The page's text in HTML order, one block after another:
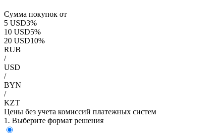
Сумма покупок от
5 USD3%
10 USD5%
20 USD10%
RUB
/
USD
/
BYN
/
KZT
Цены без учета комиссий платежных систем
1. Выберите формат решения